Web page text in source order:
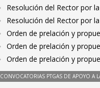
Resolución del Rector por
Resolución del Rector por
Orden de prelación y
Orden de prelación y
Orden de prelación y
CONVOCATORIAS PTGAS DE APOYO A